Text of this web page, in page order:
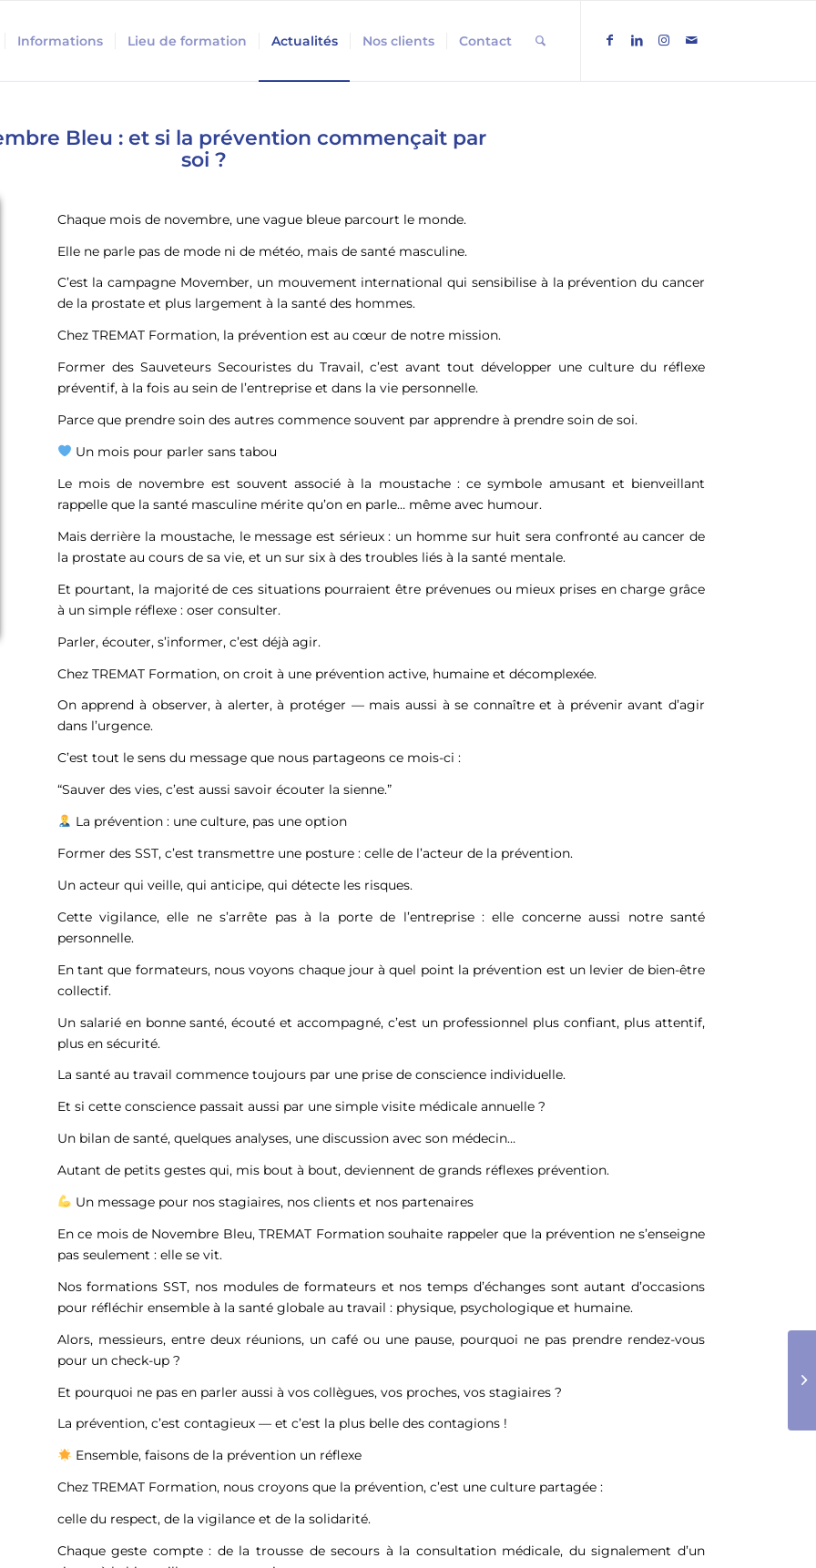
Informations Lieu de formation Actualités Nos clients Contact
Bleu : et si la prévention commençait par
soi ?
Chaque mois de novembre, une vague bleue parcourt le monde.
Elle ne parle pas de mode ni de météo, mais de santé masculine.
C’est la campagne Movember, un mouvement international qui sensibilise à la prévention du cancer
de la prostate et plus largement à la santé des hommes.
Chez TREMAT Formation, la prévention est au cœur de notre mission.
Former des Sauveteurs Secouristes du Travail, c’est avant tout développer une culture du réflexe
préventif, à la fois au sein de l’entreprise et dans la vie personnelle.
Parce que prendre soin des autres commence souvent par apprendre à prendre soin de soi.
Un mois pour parler sans tabou
Le mois de novembre est souvent associé à la moustache : ce symbole amusant et bienveillant
rappelle que la santé masculine mérite qu’on en parle… même avec humour.
Mais derrière la moustache, le message est sérieux : un homme sur huit sera confronté au cancer de
la prostate au cours de sa vie, et un sur six à des troubles liés à la santé mentale.
Et pourtant, la majorité de ces situations pourraient être prévenues ou mieux prises en charge grâce
à un simple réflexe : oser consulter.
Parler, écouter, s’informer, c’est déjà agir.
Chez TREMAT Formation, on croit à une prévention active, humaine et décomplexée.
On apprend à observer, à alerter, à protéger — mais aussi à se connaître et à prévenir avant d’agir
dans l’urgence.
C’est tout le sens du message que nous partageons ce mois-ci :
“Sauver des vies, c’est aussi savoir écouter la sienne.”
La prévention : une culture, pas une option
Former des SST, c’est transmettre une posture : celle de l’acteur de la prévention.
Un acteur qui veille, qui anticipe, qui détecte les risques.
Cette vigilance, elle ne s’arrête pas à la porte de l’entreprise : elle concerne aussi notre santé
personnelle.
En tant que formateurs, nous voyons chaque jour à quel point la prévention est un levier de bien-être
collectif.
Un salarié en bonne santé, écouté et accompagné, c’est un professionnel plus confiant, plus attentif,
plus en sécurité.
La santé au travail commence toujours par une prise de conscience individuelle.
Et si cette conscience passait aussi par une simple visite médicale annuelle ?
Un bilan de santé, quelques analyses, une discussion avec son médecin…
Autant de petits gestes qui, mis bout à bout, deviennent de grands réflexes prévention.
Un message pour nos stagiaires, nos clients et nos partenaires
En ce mois de Novembre Bleu, TREMAT Formation souhaite rappeler que la prévention ne s’enseigne
pas seulement : elle se vit.
Nos formations SST, nos modules de formateurs et nos temps d’échanges sont autant d’occasions
pour réfléchir ensemble à la santé globale au travail : physique, psychologique et humaine.
Alors, messieurs, entre deux réunions, un café ou une pause, pourquoi ne pas prendre rendez-vous
pour un check-up ?
Et pourquoi ne pas en parler aussi à vos collègues, vos proches, vos stagiaires ?
La prévention, c’est contagieux — et c’est la plus belle des contagions !
Ensemble, faisons de la prévention un réflexe
Chez TREMAT Formation, nous croyons que la prévention, c’est une culture partagée :
celle du respect, de la vigilance et de la solidarité.
Chaque geste compte : de la trousse de secours à la consultation médicale, du signalement d’un